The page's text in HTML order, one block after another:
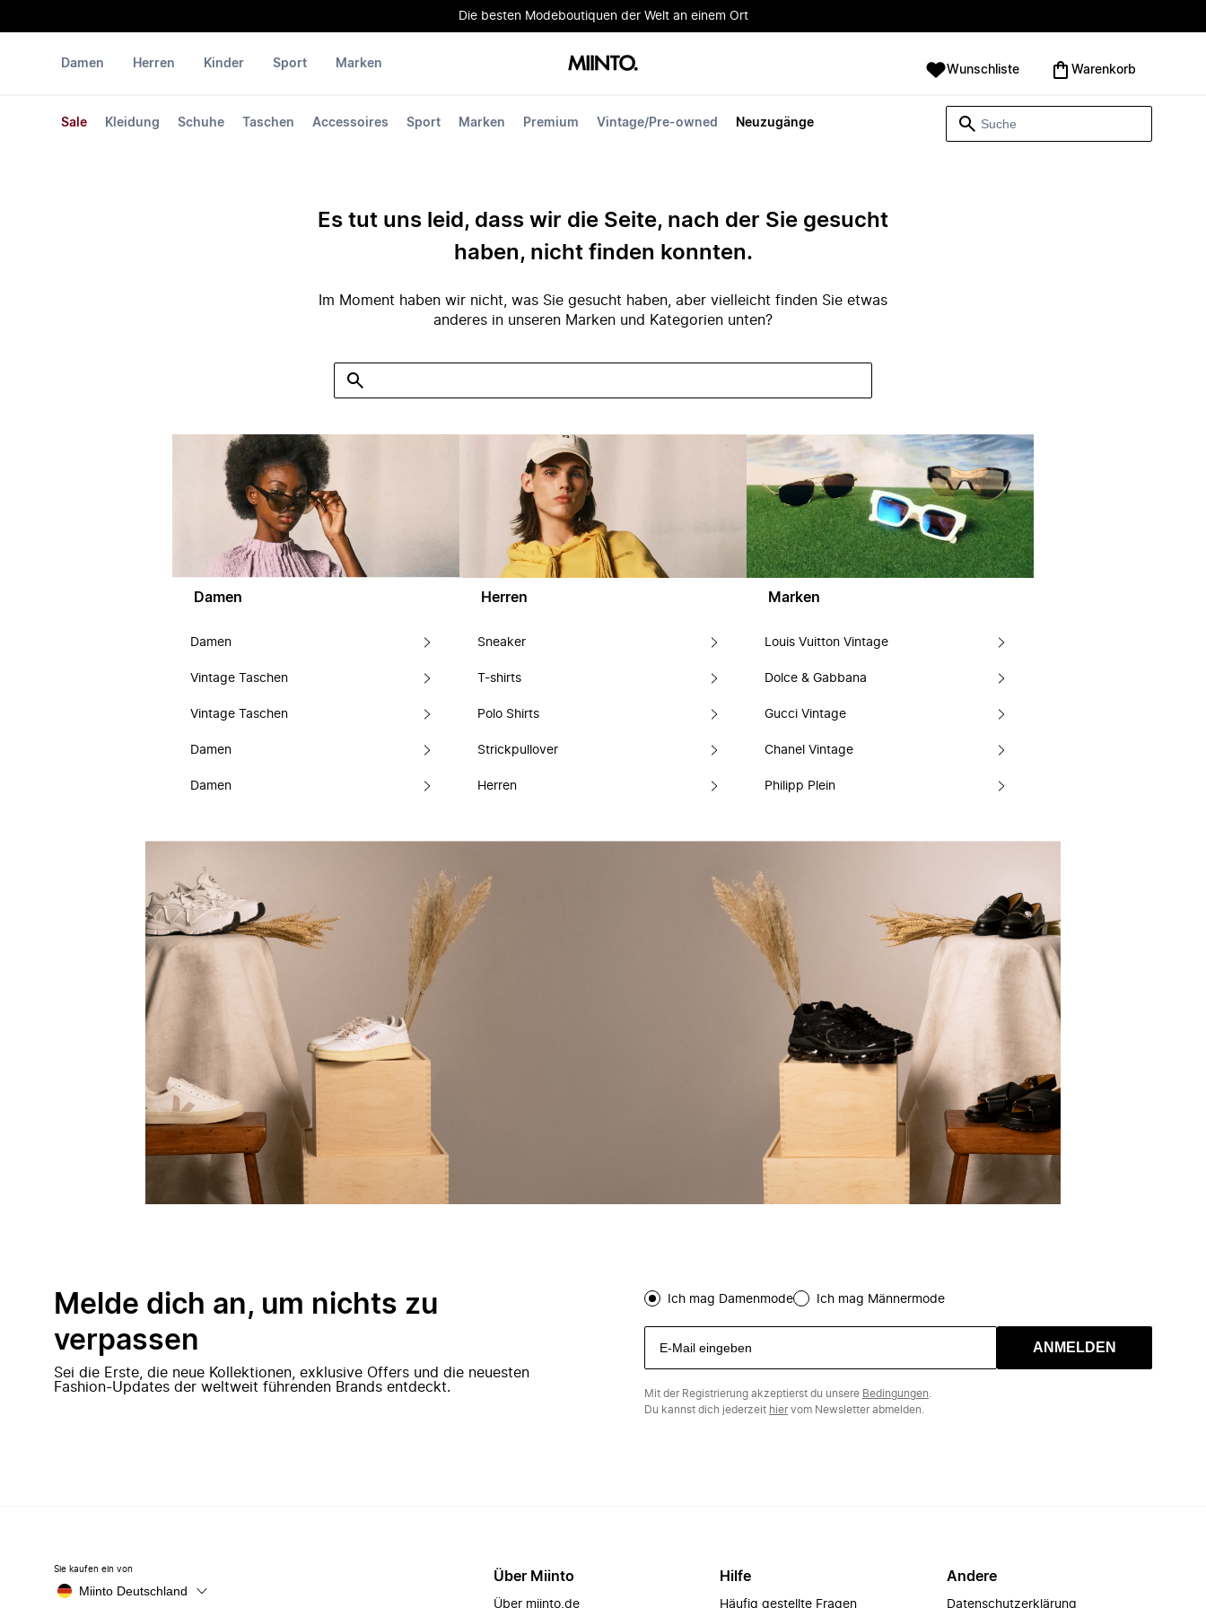
Die besten Modeboutiquen der Welt an einem Ort
Damen
Sale Kleidung Schuhe Taschen Accessoires Sport Marken Premium Vintage/Pre-owned Neuzugänge
Herren Kinder Sport Marken Wunschliste Warenkorb
Es tut uns leid, dass wir die Seite, nach der Sie gesucht
haben, nicht finden konnten.
Im Moment haben wir nicht, was Sie gesucht haben, aber vielleicht finden Sie etwas
anderes in unseren Marken und Kategorien unten?
Damen
Damen
Vintage Taschen
Vintage Taschen
Damen
Damen
Herren
Sneaker
T-shirts
Polo Shirts
Strickpullover
Herren
Marken
Louis Vuitton Vintage
Dolce & Gabbana
Gucci Vintage
Chanel Vintage
Philipp Plein
Melde dich an, um nichts zu
verpassen
Sei die Erste, die neue Kollektionen, exklusive Offers und die neuesten
Fashion-Updates der weltweit führenden Brands entdeckt.
Ich mag Damenmode Ich mag Männermode
ANMELDEN
Mit der Registrierung akzeptierst du unsere Bedingungen
Du kannst dich jederzeit hiervom Newsletter abmelden.
Sie kaufen ein von
Miinto Deutschland
Über Miinto
Über miinto.de
Hilfe
Häufig gestellte Fragen
Andere
Datenschutzerklärung